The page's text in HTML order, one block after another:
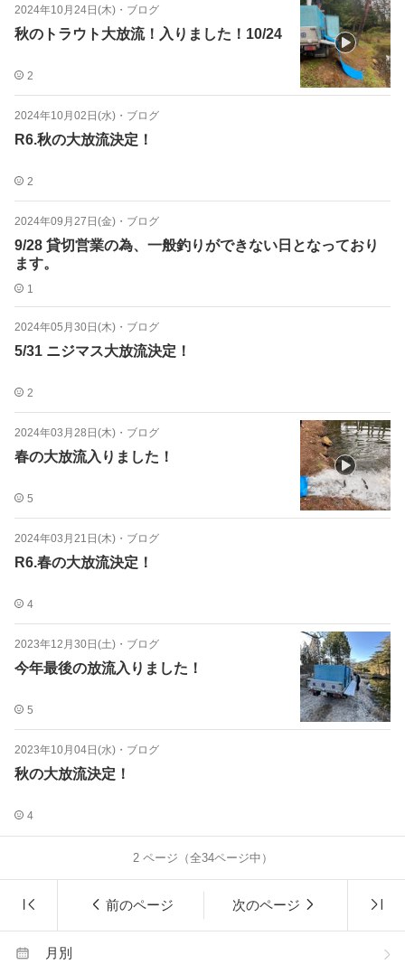
2024年10月24日(木) ・ ブログ
秋のトラウト大放流！入りました！10/24
2
2024年10月02日(水) ・ ブログ
R6.秋の大放流決定！
2
2024年09月27日(金) ・ ブログ
9/28 貸切営業の為、一般釣りができない日となっており
ます。
1
2024年05月30日(木) ・ ブログ
5/31 ニジマス大放流決定！
2
2024年03月28日(木) ・ ブログ
春の大放流入りました！
5
2024年03月21日(木) ・ ブログ
R6.春の大放流決定！
4
2023年12月30日(土) ・ ブログ
今年最後の放流入りました！
5
2023年10月04日(水) ・ ブログ
秋の大放流決定！
4
2ページ（全34ページ中）
前のページ 次のページ
月別